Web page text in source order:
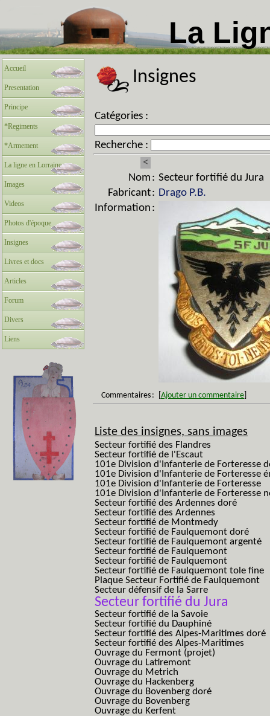
La
Accueil
Presentation
Principe
*Regiments
*Armement
La ligne en Lorraine
Images
Videos
Photos d'époque
Insignes
Livres et docs
Articles
Forum
Divers
Liens
Insignes
Catégories :
Recherche :
<
Nom : Secteur fortifié du Jura
Fabricant: Drago P.B.
Information :
Commentaires : Ajouter un commentaire
Liste des insignes, sans images
Secteur fortifié des Flandres
Secteur fortifié de l'Escaut
101e Division d'Infanterie de Forteresse
101e Division d'Infanterie de Forteresse
101e Division d'Infanterie de Forteresse
101e Division d'Infanterie de Forteresse
Secteur fortifié des Ardennes doré
Secteur fortifié des Ardennes
Secteur fortifié de Montmedy
Secteur fortifié de Faulquemont doré
Secteur fortifié de Faulquemont argenté
Secteur fortifié de Faulquemont
Secteur fortifié de Faulquemont
Secteur fortifié de Faulquemont tole fine
Plaque Secteur Fortifié de Faulquemont
Secteur défensif de la Sarre
Secteur fortifié du Jura
Secteur fortifié de la Savoie
Secteur fortifié du Dauphiné
Secteur fortifié des Alpes-Maritimes doré
Secteur fortifié des Alpes-Maritimes
Ouvrage du Fermont (projet)
Ouvrage du Latiremont
Ouvrage du Metrich
Ouvrage du Hackenberg
Ouvrage du Bovenberg doré
Ouvrage du Bovenberg
Ouvrage du Kerfent